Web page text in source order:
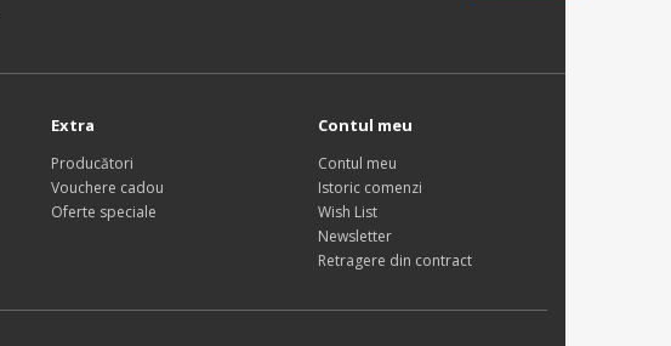
Extra
Producători
Vouchere cadou
Oferte speciale
Contul meu
Contul meu
Istoric comenzi
Wish List
Newsletter
Retragere din contract